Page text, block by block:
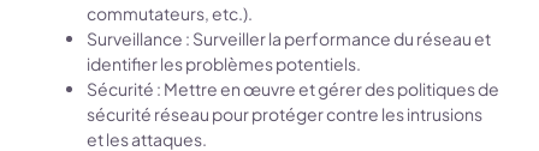
commutateurs, etc.).
Surveillance : Surveiller la performance du réseau et
identifier les problèmes potentiels.
Sécurité : Mettre en œuvre et gérer des politiques de
sécurité réseau pour protéger contre les intrusions
et les attaques.